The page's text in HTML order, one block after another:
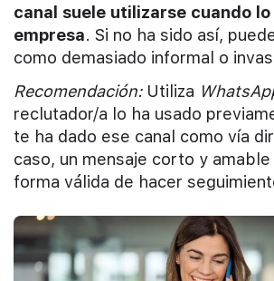
canal suele utilizarse cuando
empresa. Si no ha sido así,
como demasiado informal o
Recomendación:Utiliza
reclutador/a lo ha usado
te ha dado ese canal como vía
caso, un mensaje corto y
forma válida de hacer